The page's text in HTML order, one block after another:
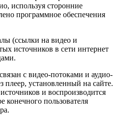
используя сторонние
программное обеспечения
(ссылки на видео и
источников в сети интернет
с видео-потоками и аудио-
установленный на сайте.
и воспроизводится
конечного пользователя